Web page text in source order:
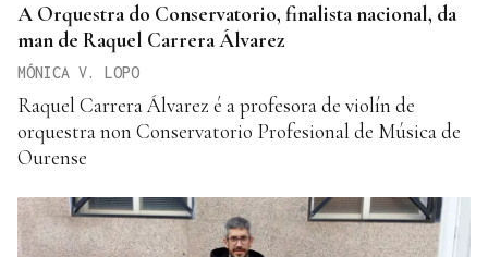
A Orquestra do Conservatorio, finalista nacional, da
man de Raquel Carrera Álvarez
MÓNICA V. LOPO
Raquel Carrera Álvarez é a profesora de violín de
orquestra non Conservatorio Profesional de Música de
Ourense